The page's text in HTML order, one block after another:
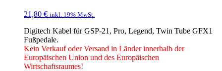
21,80 € inkl. 19% MwSt.
Digitech Kabel für GSP-21, Pro, Legend, Twin Tube GFX1
Fußpedale.
Kein Verkauf oder Versand in Länder innerhalb der
Europäischen Union und des Europäischen
Wirtschaftsraumes!